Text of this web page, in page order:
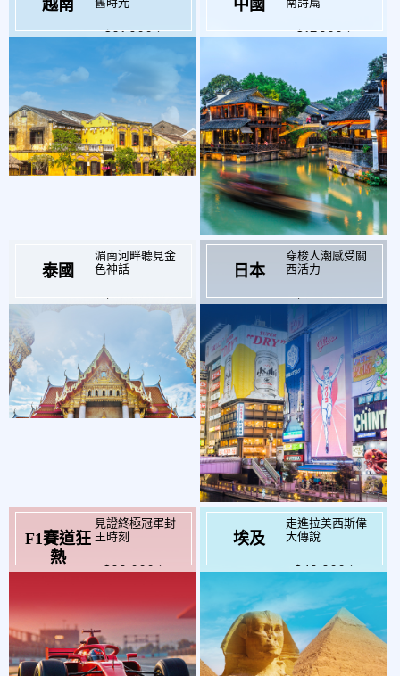
越南 $21,900 中國 $17,900
泰國
湄南河畔聽見金
色神話
$16,800 日本
穿梭人潮感受關
西活力
$27,500
F1賽道狂
熱
見證終極冠軍封
王時刻
$99,000 埃及
走進拉美西斯偉
大傳說
$49,900